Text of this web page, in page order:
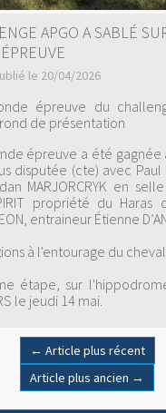
APGO A SABLÉ
le 20/04/2026
épreuve du
de présentation
épreuve a été gagnée
disputée (cte) avec Paul
MARJORCRYK en
propriété du Haras
entraineur Étienne
à l'entourage du cheval.
étape, sur
le jeudi 14 mai.
← Article plus récent
Article plus ancien →